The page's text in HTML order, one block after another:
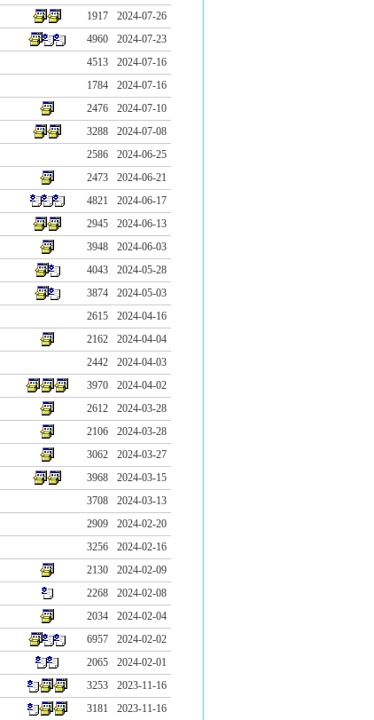
1917
2024-07-26
4960
2024-07-23
4513
2024-07-16
1784
2024-07-16
2476
2024-07-10
3288
2024-07-08
2586
2024-06-25
2473
2024-06-21
4821
2024-06-17
2945
2024-06-13
3948
2024-06-03
4043
2024-05-28
3874
2024-05-03
2615
2024-04-16
2162
2024-04-04
2442
2024-04-03
3970
2024-04-02
2612
2024-03-28
2106
2024-03-28
3062
2024-03-27
3968
2024-03-15
3708
2024-03-13
2909
2024-02-20
3256
2024-02-16
2130
2024-02-09
2268
2024-02-08
2034
2024-02-04
6957
2024-02-02
2065
2024-02-01
3253
2023-11-16
3181
2023-11-16